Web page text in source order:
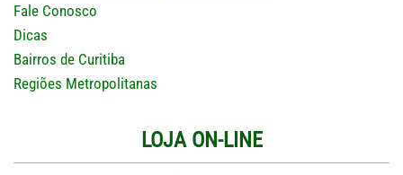
Fale Conosco
Dicas
Bairros de Curitiba
Regiões Metropolitanas
LOJA ON-LINE